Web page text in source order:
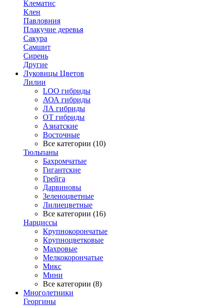
Клематис
Клен
Павловния
Плакучие деревья
Сакура
Самшит
Сирень
Другие
Луковицы Цветов
Лилии
LOO гибриды
АОА гибриды
ЛА гибриды
ОТ гибриды
Азиатские
Восточные
Все категории (10)
Тюльпаны
Бахромчатые
Гигантские
Грейга
Дарвиновы
Зеленоцветные
Лилиецветные
Все категории (16)
Нарциссы
Крупнокорончатые
Крупноцветковые
Махровые
Мелкокорончатые
Микс
Мини
Все категории (8)
Многолетники
Георгины